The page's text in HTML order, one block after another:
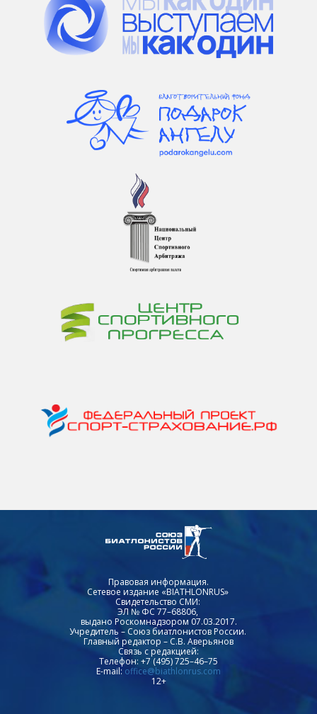
Правовая информация.
Сетевое издание «BIATHLONRUS»
Свидетельство СМИ:
ЭЛ № ФС 77–68806,
выдано Роскомнадзором 07.03.2017.
Учредитель – Союз биатлонистов России.
Главный редактор – С.В. Аверьянов
Связь с редакцией:
Телефон: +7 (495) 725–46–75
E-mail: office@biathlonrus.com
12+